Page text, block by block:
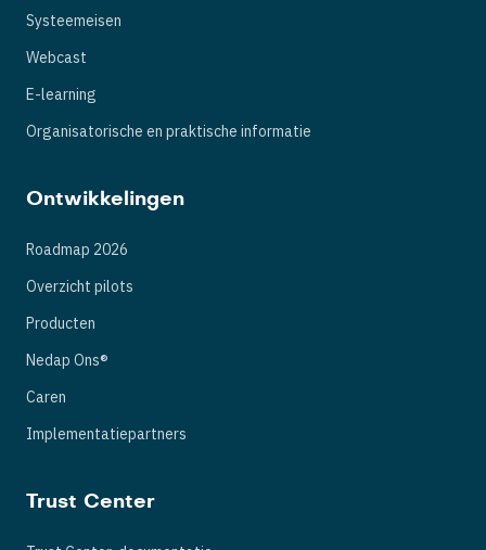
Systeemeisen
Webcast
E-learning
Organisatorische en praktische informatie
Ontwikkelingen
Roadmap 2026
Overzicht pilots
Producten
Nedap Ons®
Caren
Implementatiepartners
Trust Center